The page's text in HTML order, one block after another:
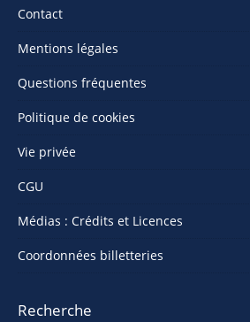
Contact
Mentions légales
Questions fréquentes
Politique de cookies
Vie privée
CGU
Médias : Crédits et Licences
Coordonnées billetteries
Recherche